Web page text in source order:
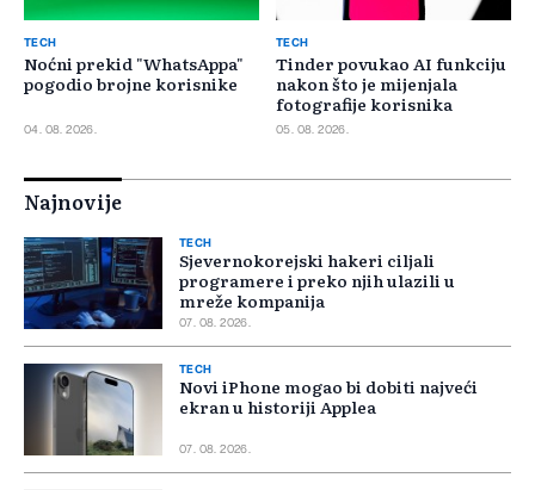
TECH
Noćni prekid "WhatsAppa"
pogodio brojne korisnike
04. 08. 2026.
TECH
Tinder povukao AI funkciju
nakon što je mijenjala
fotografije korisnika
05. 08. 2026.
Najnovije
TECH
Sjevernokorejski hakeri ciljali
programere i preko njih ulazili u
mreže kompanija
07. 08. 2026.
TECH
Novi iPhone mogao bi dobiti najveći
ekran u historiji Applea
07. 08. 2026.